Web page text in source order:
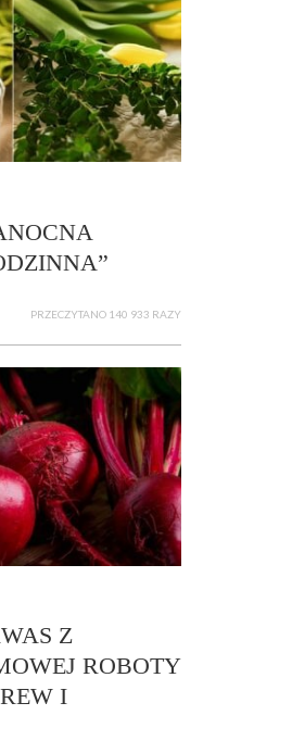
PRZECZYTANO 140 933 RAZY
Z
ROBOTY
I